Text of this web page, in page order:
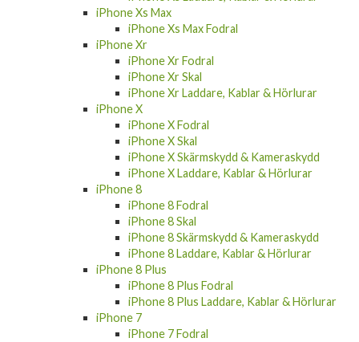
iPhone Xs Max
iPhone Xs Max Fodral
iPhone Xr
iPhone Xr Fodral
iPhone Xr Skal
iPhone Xr Laddare, Kablar & Hörlurar
iPhone X
iPhone X Fodral
iPhone X Skal
iPhone X Skärmskydd & Kameraskydd
iPhone X Laddare, Kablar & Hörlurar
iPhone 8
iPhone 8 Fodral
iPhone 8 Skal
iPhone 8 Skärmskydd & Kameraskydd
iPhone 8 Laddare, Kablar & Hörlurar
iPhone 8 Plus
iPhone 8 Plus Fodral
iPhone 8 Plus Laddare, Kablar & Hörlurar
iPhone 7
iPhone 7 Fodral